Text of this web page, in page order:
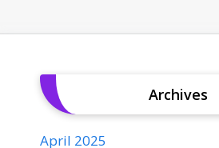
Archives
April 2025